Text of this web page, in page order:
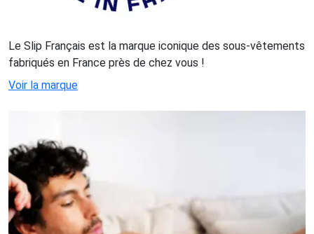
Le Slip Français est la marque iconique des sous-vêtements
fabriqués en France près de chez vous !
Voir la marque